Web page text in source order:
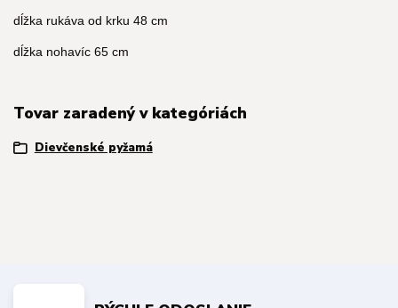
dĺžka rukáva od krku 48 cm
dĺžka nohavíc 65 cm
Tovar zaradený v kategóriách
Dievčenské pyžamá